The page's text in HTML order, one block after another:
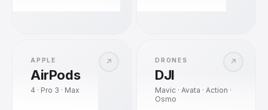
↗
APPLE
AirPods
4 · Pro 3 · Max
↗
DRONES
DJI
Mavic · Avata · Action ·
Osmo